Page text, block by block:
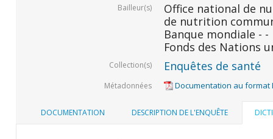
Bailleur(s)
Office national de
de nutrition
Banque mondiale - -
Fonds des Nations
Collection(s) Enquêtes de santé
Métadonnées Documentation au format
DOCUMENTATION DESCRIPTION DE L'ENQUÊTE